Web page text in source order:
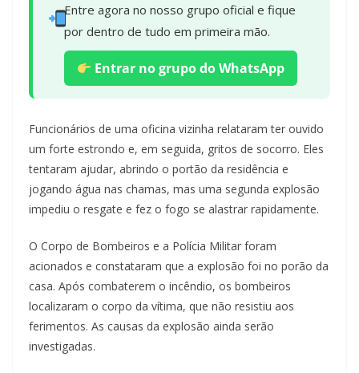
Entre agora no nosso grupo oficial e fique
por dentro de tudo em primeira mão.
Entrar no grupo do WhatsApp
Funcionários de uma oficina vizinha relataram ter ouvido
um forte estrondo e, em seguida, gritos de socorro. Eles
tentaram ajudar, abrindo o portão da residência e
jogando água nas chamas, mas uma segunda explosão
impediu o resgate e fez o fogo se alastrar rapidamente.
O Corpo de Bombeiros e a Polícia Militar foram
acionados e constataram que a explosão foi no porão da
casa. Após combaterem o incêndio, os bombeiros
localizaram o corpo da vítima, que não resistiu aos
ferimentos. As causas da explosão ainda serão
investigadas.